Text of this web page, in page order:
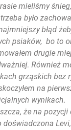
mieliśmy
trzeba było
błąd
psiaków, bo to
drugie
Również
grząskich
na
wynikach.
że na